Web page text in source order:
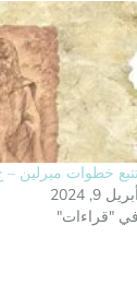
خطوات ميرلين –
أبريل 9, 2024
في "قراءات"